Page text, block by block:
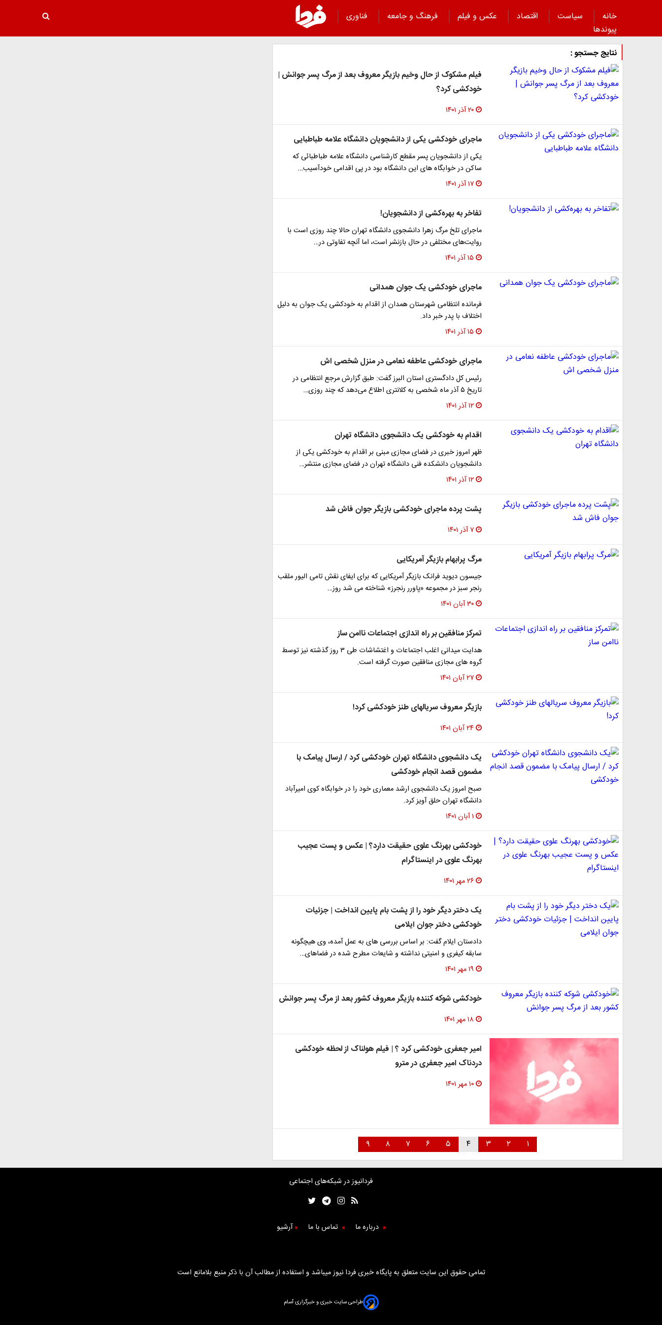
خانه سیاست اقتصاد عکس و فیلم فرهنگ و جامعه
فناوری
پیوند‌ها
نتایج جستجو :
فیلم مشکوک از حال وخیم بازیگر معروف بعد از مرگ پسر جوانش |
خودکشی کرد؟
۲۰ آذر ۱۴۰۱
ماجرای خودکشی یکی از دانشجویان دانشگاه علامه طباطبایی
یکی از دانشجویان پسر مقطع کارشناسی دانشگاه علامه طباطبائی که
ساکن در خوابگاه های این دانشگاه بود در پی اقدامی خودآسیب…
۱۷ آذر ۱۴۰۱
تفاخر به بهره‌کشی از دانشجویان!
ماجرای تلخ مرگ زهرا دانشجوی دانشگاه تهران حالا چند روزی است با
روایت‌های مختلفی در حال بازنشر است، اما آنچه تفاوتی در…
۱۵ آذر ۱۴۰۱
ماجرای خودکشی یک جوان همدانی
فرمانده انتظامی شهرستان همدان از اقدام به خودکشی یک جوان به دلیل
اختلاف با پدر خبر داد.
۱۵ آذر ۱۴۰۱
ماجرای خودکشی عاطفه نعامی در منزل شخصی اش
رئیس کل دادگستری استان البرز گفت: طبق گزارش مرجع انتظامی در
تاریخ ۵ آذر ماه شخصی به کلانتری اطلاع می‌دهد که چند روزی…
۱۲ آذر ۱۴۰۱
اقدام به‌ خودکشی یک دانشجوی دانشگاه تهران
ظهر امروز خبری در فضای مجازی مبنی بر اقدام به خودکشی یکی از
دانشجویان دانشکده فنی دانشگاه تهران در فضای مجازی منتشر…
۱۲ آذر ۱۴۰۱
پشت پرده ماجرای خودکشی بازیگر جوان فاش شد
۷ آذر ۱۴۰۱
مرگ پرابهام بازیگر آمریکایی
جیسون دیوید فرانک بازیگر آمریکایی که برای ایفای نقش تامی الیور ملقب
رنجر سبز در مجموعه «پاورر رنجرز» شناخته می شد روز…
۳۰ آبان ۱۴۰۱
تمرکز منافقین بر راه اندازی اجتماعات ناامن ساز
هدایت میدانی اغلب اجتماعات و اغتشاشات طی ۳ روز گذشته نیز توسط
گروه های مجازی منافقین صورت گرفته است.
۲۷ آبان ۱۴۰۱
بازیگر معروف سریالهای طنز خودکشی کرد!
۲۴ آبان ۱۴۰۱
یک دانشجوی دانشگاه تهران خودکشی کرد / ارسال پیامک با
مضمون قصد انجام خودکشی
صبح امروز یک دانشجوی ارشد معماری خود را در خوابگاه کوی امیرآباد
دانشگاه تهران حلق آویز کرد.
۱ آبان ۱۴۰۱
خودکشی بهرنگ علوی حقیقت دارد؟ | عکس و پست عجیب
بهرنگ علوی در اینستاگرام
۲۶ مهر ۱۴۰۱
یک دختر دیگر خود را از پشت بام پایین انداخت | جزئیات
خودکشی دختر جوان ایلامی
دادستان ایلام گفت: بر اساس بررسی های به عمل آمده، وی هیچگونه
سابقه کیفری و امنیتی نداشته و شایعات مطرح شده در فضاهای…
۱۹ مهر ۱۴۰۱
خودکشی شوکه کننده بازیگر معروف کشور بعد از مرگ پسر جوانش
۱۸ مهر ۱۴۰۱
امیر جعفری خودکشی کرد ؟ | فیلم هولناک از لحظه خودکشی
دردناک امیر جعفری در مترو
۱۰ مهر ۱۴۰۱
۱ ۲ ۳ ۴ ۵ ۶ ۷ ۸ ۹
فردانیوز در شبکه‌های اجتماعی
درباره ما تماس با ما آرشیو
تمامی حقوق این سایت متعلق به پایگاه خبری فردا نیوز میباشد و استفاده از مطالب آن با ذکر منبع بلامانع است
طراحی سایت خبری و خبرگزاری آسام